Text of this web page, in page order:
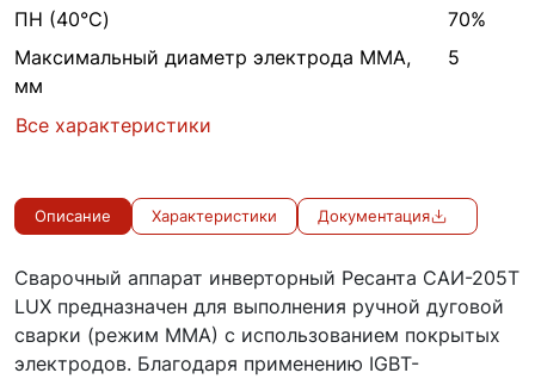
ПН (40°C)
70%
Максимальный диаметр электрода MMA,
мм
5
Все характеристики
Описание Характеристики Документация
Сварочный аппарат инверторный Ресанта САИ-205Т
LUX предназначен для выполнения ручной дуговой
сварки (режим ММА) с использованием покрытых
электродов. Благодаря применению IGBT-